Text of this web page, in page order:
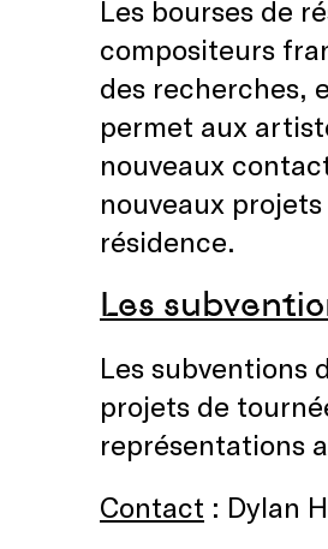
Les bourses de
compositeurs
des recherches,
permet aux
nouveaux
nouveaux
résidence.
Les
Les subventions
projets de
représentations
Contact : Dylan